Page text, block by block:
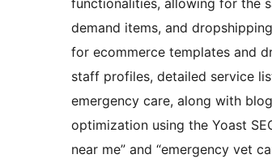
demand items, and
for ecommerce templates and
staff profiles, detailed service
emergency care, along with
optimization using the Yoast
near me” and “emergency vet